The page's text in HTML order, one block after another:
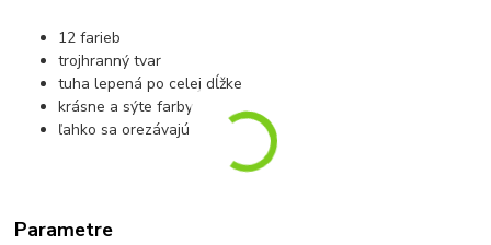
12 farieb
trojhranný tvar
tuha lepená po celej dĺžke
krásne a sýte farby
ľahko sa orezávajú
Parametre